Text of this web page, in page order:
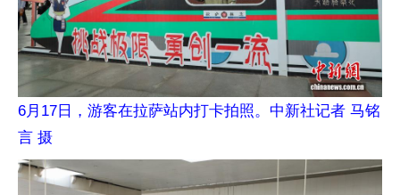
6月17日，游客在拉萨站内打卡拍照。中新社记者 马铭
言 摄